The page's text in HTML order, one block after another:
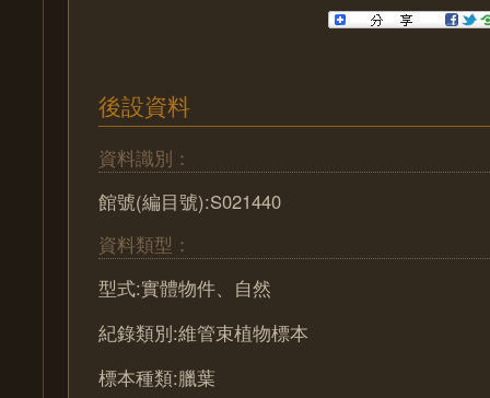
後設資料
資料識別：
館號(編目號):S021440
資料類型：
型式:實體物件、自然
紀錄類別:維管束植物標本
標本種類:臘葉